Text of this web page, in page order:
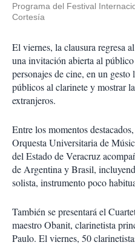
Programa del Festival
Cortesía
El viernes, la clausura regresa
una invitación abierta al
personajes de cine, en un
públicos al clarinete y mostrar
extranjeros.
Entre los momentos
Orquesta Universitaria de
del Estado de Veracruz
de Argentina y Brasil,
solista, instrumento poco
También se presentará el
maestro Obanit, clarinetista
Paulo. El viernes, 50